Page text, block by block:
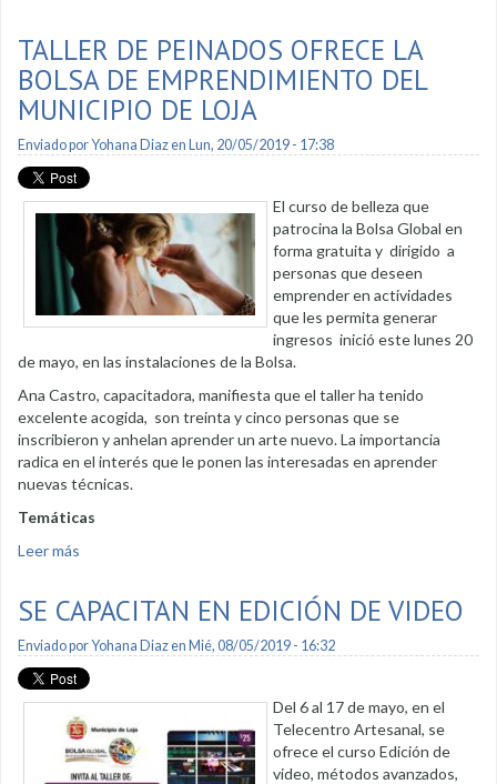
TALLER DE PEINADOS OFRECE LA
BOLSA DE EMPRENDIMIENTO DEL
MUNICIPIO DE LOJA
Enviado porYohana Diazen Lun, 20/05/2019 - 17:38
El curso de belleza que
patrocina la Bolsa Global en
forma gratuita y dirigido a
personas que deseen
emprender en actividades
que les permita generar
ingresos inició este lunes 20
de mayo, en las instalaciones de la Bolsa.
Ana Castro, capacitadora, manifiesta que el taller ha tenido
excelente acogida, son treinta y cinco personas que se
inscribieron y anhelan aprender un arte nuevo. La importancia
radica en el interés que le ponen las interesadas en aprender
nuevas técnicas.
Temáticas
Leer más
SE CAPACITAN EN EDICIÓN DE VIDEO
Enviado porYohana Diazen Mié, 08/05/2019 - 16:32
Del 6 al 17 de mayo, en el
Telecentro Artesanal, se
ofrece el curso Edición de
video, métodos avanzados,